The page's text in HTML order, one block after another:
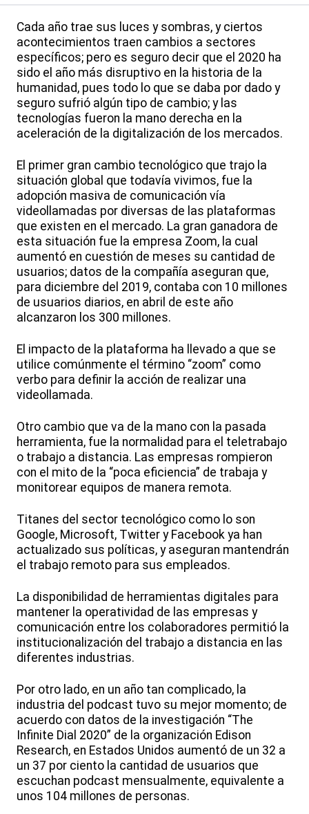
Cada año trae sus luces y sombras, y ciertos
acontecimientos traen cambios a sectores
específicos; pero es seguro decir que el 2020 ha
sido el año más disruptivo en la historia de la
humanidad, pues todo lo que se daba por dado y
seguro sufrió algún tipo de cambio; y las
tecnologías fueron la mano derecha en la
aceleración de la digitalización de los mercados.
El primer gran cambio tecnológico que trajo la
situación global que todavía vivimos, fue la
adopción masiva de comunicación vía
videollamadas por diversas de las plataformas
que existen en el mercado. La gran ganadora de
esta situación fue la empresa Zoom, la cual
aumentó en cuestión de meses su cantidad de
usuarios; datos de la compañía aseguran que,
para diciembre del 2019, contaba con 10 millones
de usuarios diarios, en abril de este año
alcanzaron los 300 millones.
El impacto de la plataforma ha llevado a que se
utilice comúnmente el término “zoom” como
verbo para definir la acción de realizar una
videollamada.
Otro cambio que va de la mano con la pasada
herramienta, fue la normalidad para el teletrabajo
o trabajo a distancia. Las empresas rompieron
con el mito de la “poca eficiencia” de trabaja y
monitorear equipos de manera remota.
Titanes del sector tecnológico como lo son
Google, Microsoft, Twitter y Facebook ya han
actualizado sus políticas, y aseguran mantendrán
el trabajo remoto para sus empleados.
La disponibilidad de herramientas digitales para
mantener la operatividad de las empresas y
comunicación entre los colaboradores permitió la
institucionalización del trabajo a distancia en las
diferentes industrias.
Por otro lado, en un año tan complicado, la
industria del podcast tuvo su mejor momento; de
acuerdo con datos de la investigación “The
Infinite Dial 2020” de la organización Edison
Research, en Estados Unidos aumentó de un 32 a
un 37 por ciento la cantidad de usuarios que
escuchan podcast mensualmente, equivalente a
unos 104 millones de personas.